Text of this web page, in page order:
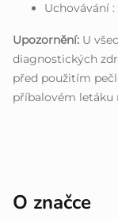
Uchovávání
Upozornění: U
diagnostických
před použitím
příbalovém letáku
O značce